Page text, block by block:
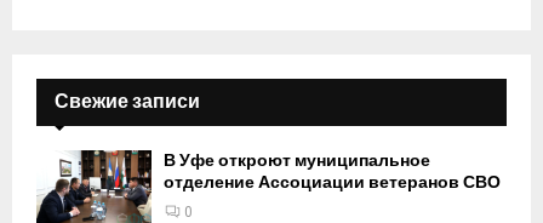
Свежие записи
В Уфе откроют муниципальное
отделение Ассоциации ветеранов СВО
0